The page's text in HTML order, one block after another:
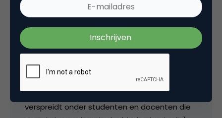
maar meer dan die korte indruk zal het niet
worden. De recensent heeft overigens ook
weinig tijd om in te gaan op vragen en
opmerkingen want die staat gewoon de hele
dag college te geven aan de marcom-bloem
der natie (in ruil voor haar bijdragen krijgt ze
de recentie-exemplaren, die ze weer
verspreidt onder studenten en docenten die